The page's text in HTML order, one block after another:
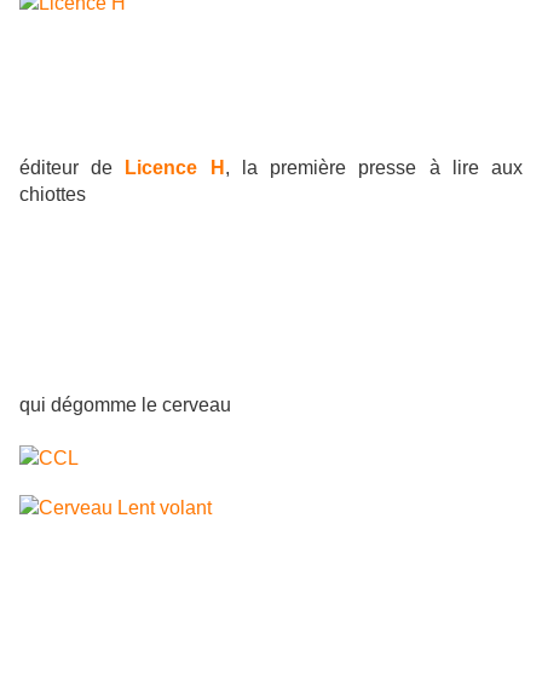
éditeur de Licence H , la première presse à lire aux
chiottes
qui dégomme le cerveau